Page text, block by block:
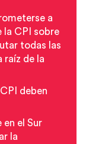
a
la CPI sobre
todas las
raíz de la
deben
en el Sur
la